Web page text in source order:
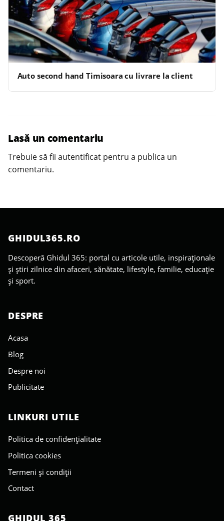
Auto second hand Timisoara cu livrare la client
Lasă un comentariu
Trebuie să fii autentificat pentru a publica un
comentariu.
GHIDUL365.RO
Descoperă Ghidul 365: portal cu articole utile, inspiraționale
și știri zilnice din afaceri, sănătate, lifestyle, familie, educație
și sport.
DESPRE
Acasa
Blog
Despre noi
Publicitate
LINKURI UTILE
Politica de confidențialitate
Politica cookies
Termeni și condiții
Contact
GHIDUL 365